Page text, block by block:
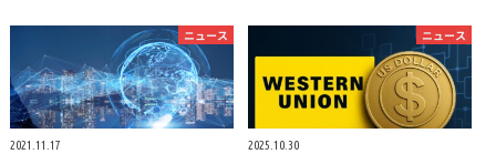
ニュース
2021.11.17
ニュース
2025.10.30